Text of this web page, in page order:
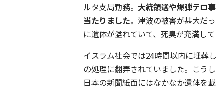
ルタ支局勤務。 大統領選や爆弾テロ
当たりました。 津波の被害が甚大だ
に遺体が溢れていて、死臭が充満して
イスラム社会では24時間以内に埋葬
の処理に翻弄されていました。こう
日本の新聞紙面にはなかなか遺体を